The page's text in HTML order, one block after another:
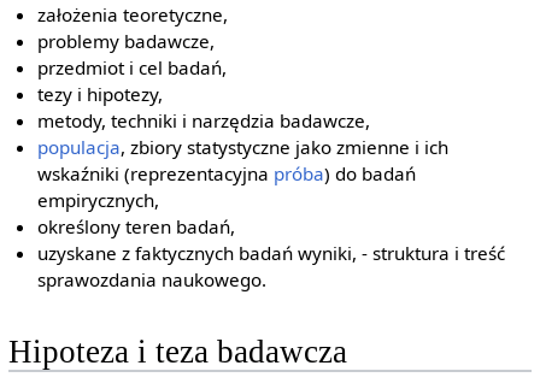
założenia teoretyczne,
problemy badawcze,
przedmiot i cel badań,
tezy i hipotezy,
metody, techniki i narzędzia badawcze,
populacja, zbiory statystyczne jako zmienne i ich
wskaźniki (reprezentacyjna próba) do badań
empirycznych,
określony teren badań,
uzyskane z faktycznych badań wyniki, - struktura i treść
sprawozdania naukowego.
Hipoteza i teza badawcza